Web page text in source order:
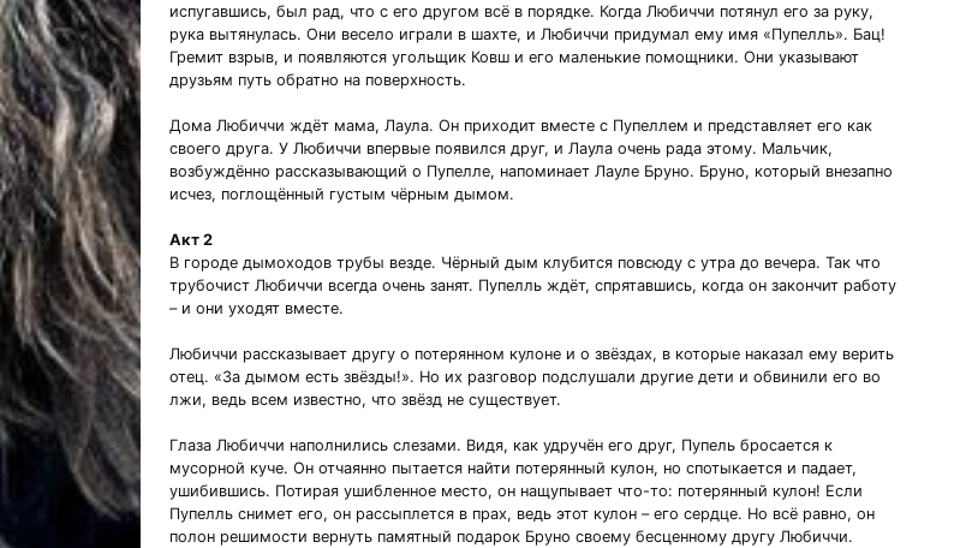
испугавшись, был рад, что с его другом всё в порядке. Когда Любиччи потянул его за руку,
рука вытянулась. Они весело играли в шахте, и Любиччи придумал ему имя «Пупелль». Бац!
Гремит взрыв, и появляются угольщик Ковш и его маленькие помощники. Они указывают
друзьям путь обратно на поверхность.
Дома Любиччи ждёт мама, Лаула. Он приходит вместе с Пупеллем и представляет его как
своего друга. У Любиччи впервые появился друг, и Лаула очень рада этому. Мальчик,
возбуждённо рассказывающий о Пупелле, напоминает Лауле Бруно. Бруно, который внезапно
исчез, поглощённый густым чёрным дымом.
Акт 2
В городе дымоходов трубы везде. Чёрный дым клубится повсюду с утра до вечера. Так что
трубочист Любиччи всегда очень занят. Пупелль ждёт, спрятавшись, когда он закончит работу
– и они уходят вместе.
Любиччи рассказывает другу о потерянном кулоне и о звёздах, в которые наказал ему верить
отец. «За дымом есть звёзды!». Но их разговор подслушали другие дети и обвинили его во
лжи, ведь всем известно, что звёзд не существует.
Глаза Любиччи наполнились слезами. Видя, как удручён его друг, Пупель бросается к
мусорной куче. Он отчаянно пытается найти потерянный кулон, но спотыкается и падает,
ушибившись. Потирая ушибленное место, он нащупывает что-то: потерянный кулон! Если
Пупелль снимет его, он рассыплется в прах, ведь этот кулон – его сердце. Но всё равно, он
полон решимости вернуть памятный подарок Бруно своему бесценному другу Любиччи.